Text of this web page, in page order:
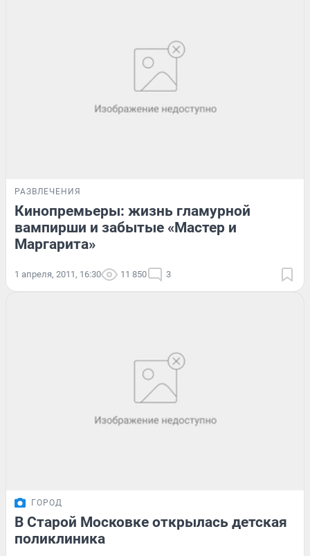
РАЗВЛЕЧЕНИЯ
Кинопремьеры: жизнь гламурной
вампирши и забытые «Мастер и
Маргарита»
1 апреля, 2011, 16:30 11 850 3
ГОРОД
В Старой Московке открылась детская
поликлиника